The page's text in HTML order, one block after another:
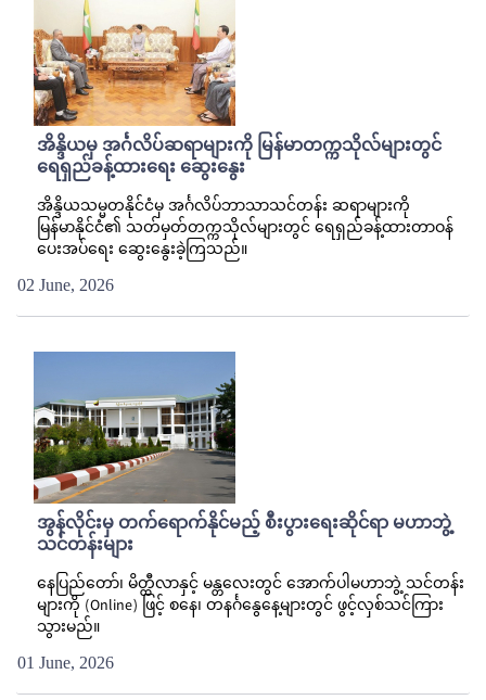
အိန္ဒိယမှ အင်္ဂလိပ်ဆရာများကို မြန်မာတက္ကသိုလ်များတွင်
ရေရှည်ခန့်ထားရေး ဆွေးနွေး
အိန္ဒိယသမ္မတနိုင်ငံမှ အင်္ဂလိပ်ဘာသာသင်တန်း ဆရာများကို
မြန်မာနိုင်ငံ၏ သတ်မှတ်တက္ကသိုလ်များတွင် ရေရှည်ခန့်ထားတာဝန်
ပေးအပ်ရေး ဆွေးနွေးခဲ့ကြသည်။
02 June, 2026
အွန်လိုင်းမှ တက်ရောက်နိုင်မည့် စီးပွားရေးဆိုင်ရာ မဟာဘွဲ့
သင်တန်းများ
နေပြည်တော်၊ မိတ္ထီလာနှင့် မန္တလေးတွင် အောက်ပါမဟာဘွဲ့ သင်တန်း
များကို (Online) ဖြင့် စနေ၊ တနင်္ဂနွေနေ့များတွင် ဖွင့်လှစ်သင်ကြား
သွားမည်။
01 June, 2026